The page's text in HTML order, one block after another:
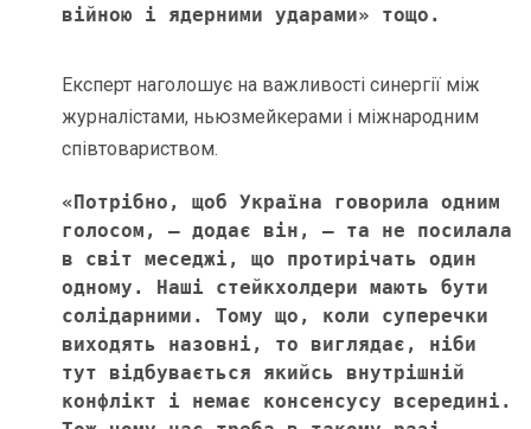
війною і ядерними ударами» тощо.
Експерт наголошує на важливості синергії між
журналістами, ньюзмейкерами і міжнародним
співтовариством.
«Потрібно, щоб Україна говорила одним
голосом, – додає він, – та не посилала
в світ меседжі, що протирічать один
одному. Наші стейкхолдери мають бути
солідарними. Тому що, коли суперечки
виходять назовні, то виглядає, ніби
тут відбувається якийсь внутрішній
конфлікт і немає консенсусу всередині.